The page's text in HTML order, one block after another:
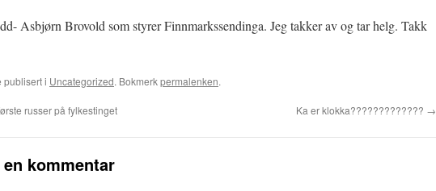
Asbjørn Brovold som styrer Finnmarkssendinga. Jeg takker av og tar helg. Takk
publisert i Uncategorized. Bokmerkpermalenken.
russer på fylkestinget Ka er klokka????????????? →
kommentar